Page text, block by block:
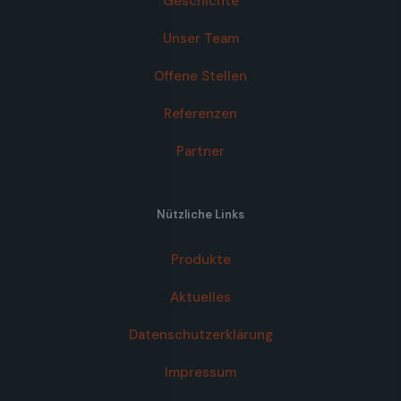
Unser Team
Offene Stellen
Referenzen
Partner
Nützliche Links
Produkte
Aktuelles
Datenschutzerklärung
Impressum